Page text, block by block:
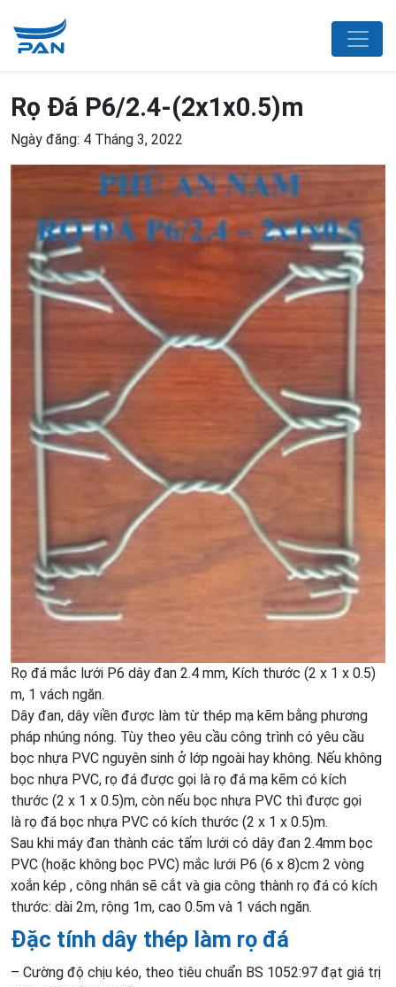
Rọ Đá P6/2.4-(2x1x0.5)m
Ngày đăng: 4 Tháng 3, 2022
Rọ đá mắc lưới P6 dây đan 2.4 mm, Kích thước (2 x 1 x 0.5)
m, 1 vách ngăn.
Dây đan, dây viền được làm từ thép mạ kẽm bằng phương
pháp nhúng nóng. Tùy theo yêu cầu công trình có yêu cầu
bọc nhựa PVC nguyên sinh ở lớp ngoài hay không. Nếu không
bọc nhựa PVC, rọ đá được gọi là rọ đá mạ kẽm có kích
thước (2 x 1 x 0.5)m, còn nếu bọc nhựa PVC thì được gọi
là rọ đá bọc nhựa PVC có kích thước (2 x 1 x 0.5)m.
Sau khi máy đan thành các tấm lưới có dây đan 2.4mm bọc
PVC (hoặc không bọc PVC) mắc lưới P6 (6 x 8)cm 2 vòng
xoắn kép , công nhân sẽ cắt và gia công thành rọ đá có kích
thước: dài 2m, rộng 1m, cao 0.5m và 1 vách ngăn.
Đặc tính dây thép làm rọ đá
– Cường độ chịu kéo, theo tiêu chuẩn BS 1052:97 đạt giá trị